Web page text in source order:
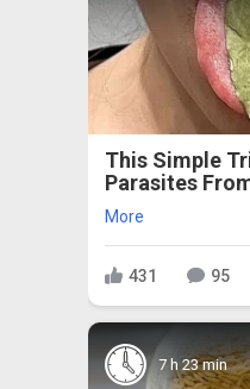
This Simple
Parasites
More
431 95
7 h 23 min